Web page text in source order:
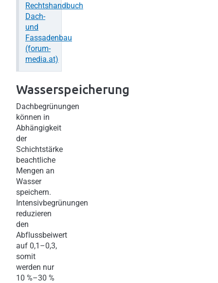
Rechtshandbuch
Dach-
und
Fassadenbau
(forum-
media.at)
Wasserspeicher ung
Dachbegrünungen
können in
Abhängigkeit
der
Schichtstärke
beachtliche
Mengen an
Wasser
speichern.
Intensivbegrünungen
reduzieren
den
Abflussbeiwert
auf 0,1–0,3,
somit
werden nur
10 %–30 %